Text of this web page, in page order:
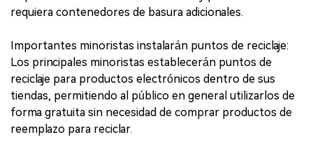
requiera contenedores de basura adicionales.
Importantes minoristas instalarán puntos de reciclaje:
Los principales minoristas establecerán puntos de
reciclaje para productos electrónicos dentro de sus
tiendas, permitiendo al público en general utilizarlos de
forma gratuita sin necesidad de comprar productos de
reemplazo para reciclar.